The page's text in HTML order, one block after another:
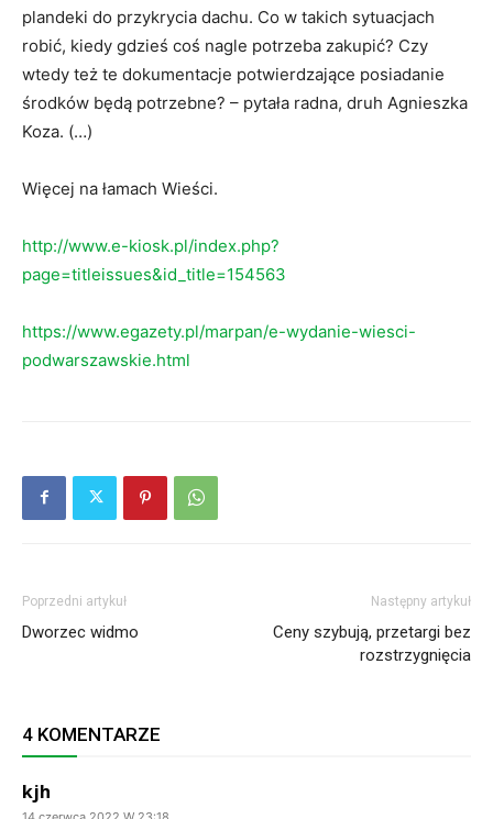
plandeki do przykrycia dachu. Co w takich sytuacjach
robić, kiedy gdzieś coś nagle potrzeba zakupić? Czy
wtedy też te dokumentacje potwierdzające posiadanie
środków będą potrzebne? – pytała radna, druh Agnieszka
Koza. (…)
Więcej na łamach Wieści.
http://www.e-kiosk.pl/index.php?
page=titleissues&id_title=154563
https://www.egazety.pl/marpan/e-wydanie-wiesci-
podwarszawskie.html
Poprzedni artykuł
Dworzec widmo
Następny artykuł
Ceny szybują, przetargi bez
rozstrzygnięcia
4 KOMENTARZE
kjh